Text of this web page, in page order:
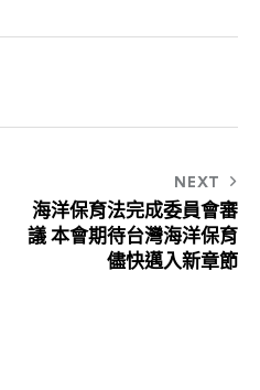
NEXT
海洋保育法完成委員會審
議 本會期待台灣海洋保育
儘快邁入新章節